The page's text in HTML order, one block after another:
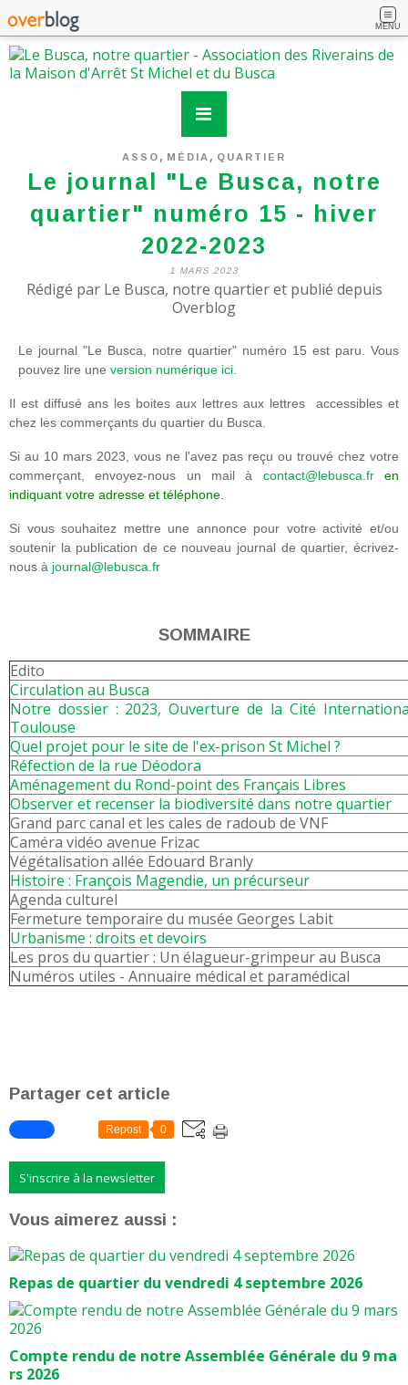
MENU
ASSO , MÉDIA , QUARTIER
Le journal "Le Busca, notre
quartier" numéro 15 - hiver
2022-2023
1 MARS 2023
Rédigé par Le Busca, notre quartier et publié depuis
Overblog
Le journal "Le Busca, notre quartier" numéro 15 est paru. Vous
pouvez lire une version numérique ici
Il est diffusé ans les boites aux lettres aux lettres accessibles et
chez les commerçants du quartier du Busca.
Si au 10 mars 2023, vous ne l'avez pas reçu ou trouvé chez votre
commerçant, envoyez-nous un mail à contact@lebusca.fren
indiquant votre adresse et téléphone.
Si vous souhaitez mettre une annonce pour votre activité et/ou
soutenir la publication de ce nouveau journal de quartier, écrivez-
nous à journal@lebusca.fr
SOMMAIRE
Edito
Circulation au Busca
Notre dossier : 2023, Ouverture de la Cité
Toulouse
Quel projet pour le site de l'ex-prison St Michel ?
Réfection de la rue Déodora
Aménagement du Rond-point des Français Libres
Observer et recenser la biodiversité dans notre quartier
Grand parc canal et les cales de radoub de VNF
Caméra vidéo avenue Frizac
Végétalisation allée Edouard Branly
Histoire : François Magendie, un précurseur
Agenda culturel
Fermeture temporaire du musée Georges Labit
Urbanisme : droits et devoirs
Les pros du quartier : Un élagueur-grimpeur au Busca
Numéros utiles - Annuaire médical et paramédical
Partager cet article
Repost 0
S'inscrire à la newsletter
Vous aimerez aussi :
Repas de quartier du vendredi 4 septembre 2026
Compte rendu de notre Assemblée Générale du 9 ma
rs 2026